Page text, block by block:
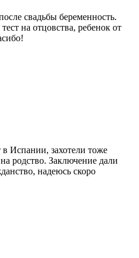
свадьбы беременность.
на отцовства, ребенок от
Испании, захотели тоже
на родство. Заключение дали
надеюсь скоро